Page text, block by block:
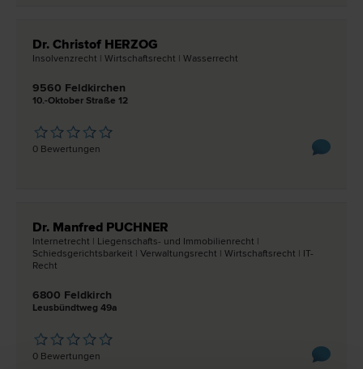
Dr. Christof HERZOG
Insolvenz­recht | Wirtschafts­recht | Wasser­recht
9560 Feldkirchen
10.-Oktober Straße 12
0 Bewertungen
Dr. Manfred PUCHNER
Internet­recht | Liegenschafts- und Immobilien­recht |
Schiedsgerichtsbarkeit | Verwaltungs­recht | Wirtschafts­recht | IT-
Recht
6800 Feldkirch
Leusbündtweg 49a
0 Bewertungen